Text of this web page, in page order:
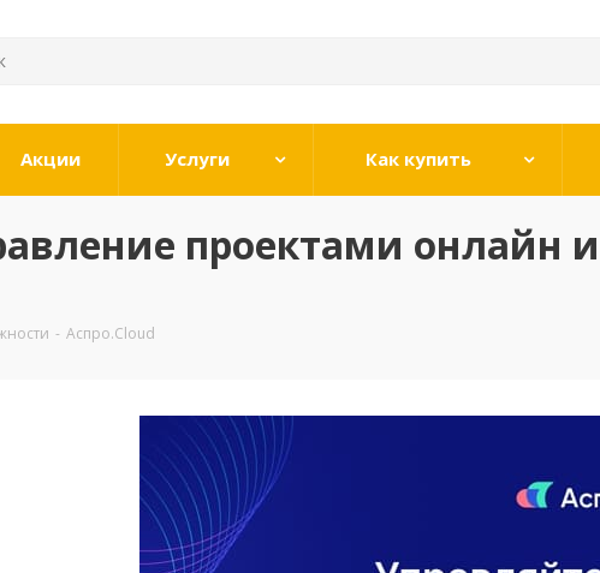
Акции Услуги Как купить
проектами онлайн
- Аспро.Cloud